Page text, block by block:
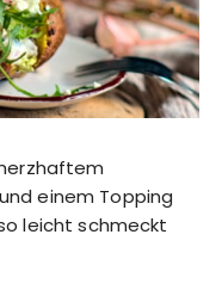
einem Topping
leicht schmeckt